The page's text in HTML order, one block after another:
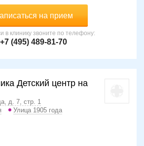
на прием
в клинику звоните по телефону:
+7 (495) 489-81-70
Детский центр на
д. 7, стр. 1
Улица 1905 года